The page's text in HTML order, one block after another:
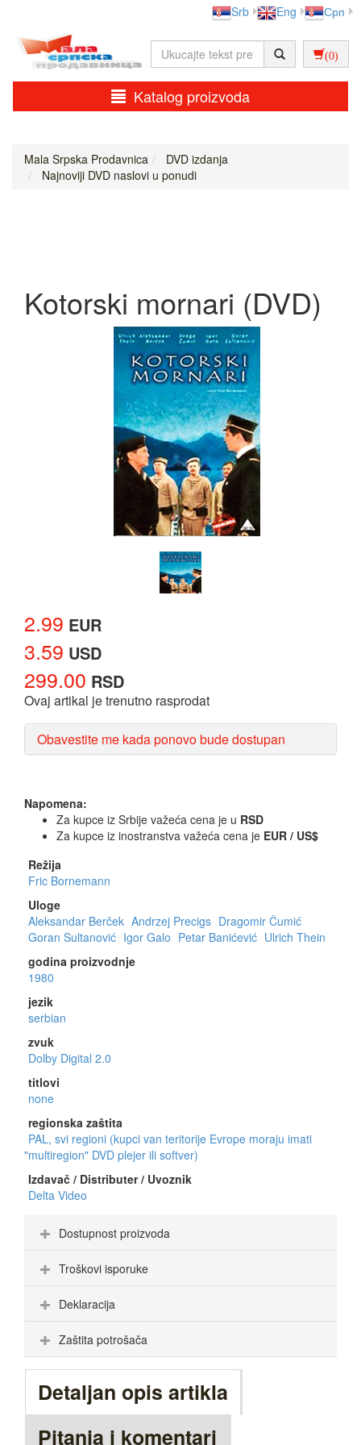
Srb Eng Срп
(0)
Katalog proizvoda
Mala Srpska Prodavnica
DVD izdanja
Najnoviji DVD naslovi u ponudi
Kotorski mornari (DVD)
2.99 EUR
3.59 USD
299.00 RSD
Ovaj artikal je trenutno rasprodat
Obavestite me kada ponovo bude dostupan
Napomena:
Za kupce iz Srbije važeća cena je u RSD
Za kupce iz inostranstva važeća cena je EUR / US$
Režija
Fric Bornemann
Uloge
Aleksandar Berček Andrzej Precigs Dragomir Čumić
Goran Sultanović Igor Galo Petar Banićević Ulrich Thein
godina proizvodnje
1980
jezik
serbian
zvuk
Dolby Digital 2.0
titlovi
none
regionska zaštita
PAL, svi regioni (kupci van teritorije Evrope moraju imati
"multiregion" DVD plejer ili softver)
Izdavač / Distributer / Uvoznik
Delta Video
Dostupnost proizvoda
Troškovi isporuke
Deklaracija
Zaštita potrošača
Detaljan opis artikla
Pitanja i komentari